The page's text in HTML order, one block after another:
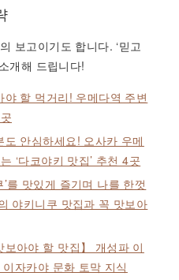
보고이기도 합니다. ‘믿고
개해 드립니다!
할 먹거리! 우메다역 주변
안심하세요! 오사카 우메
‘다코야키 맛집’ 추천 4곳
를 맛있게 즐기며 나를 한껏
야키니쿠 맛집과 꼭 맛보아
보아야 할 맛집】 개성파 이
자카야 문화 토막 지식